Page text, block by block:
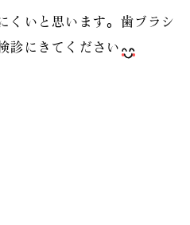
くいと思います。歯ブラシ
診にきてください